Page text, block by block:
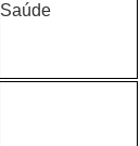
Saúde